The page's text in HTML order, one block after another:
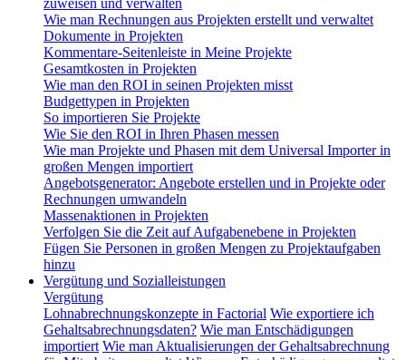
Wie man Rechnungen aus Projekten erstellt und verwaltet
Dokumente in Projekten
Kommentare-Seitenleiste in Meine Projekte
Gesamtkosten in Projekten
Wie man den ROI in seinen Projekten misst
Budgettypen in Projekten
So importieren Sie Projekte
Wie Sie den ROI in Ihren Phasen messen
Wie man Projekte und Phasen mit dem Universal Importer in
großen Mengen importiert
Angebotsgenerator: Angebote erstellen und in Projekte oder
Rechnungen umwandeln
Massenaktionen in Projekten
Verfolgen Sie die Zeit auf Aufgabenebene in Projekten
Fügen Sie Personen in großen Mengen zu Projektaufgaben
hinzu
Vergütung und Sozialleistungen
Vergütung
Lohnabrechnungskonzepte in Factorial Wie exportiere ich
Gehaltsabrechnungsdaten? Wie man Entschädigungen
importiert Wie man Aktualisierungen der Gehaltsabrechnung